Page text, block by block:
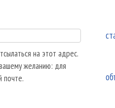
на этот адрес.
желанию: для
почте.